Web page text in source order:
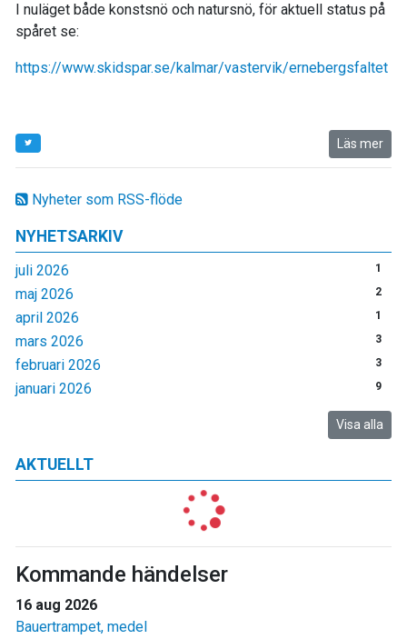
Nyheter som RSS-flöde
NYHETSARKIV
juli 2026 1
maj 2026 2
april 2026 1
mars 2026 3
februari 2026 3
januari 2026 9
Visa alla
AKTUELLT
Kommande händelser
16 aug 2026
Bauertrampet, medel
I nuläget både konstsnö och natursnö, för aktuell status på
spåret se:
https://www.skidspar.se/kalmar/vastervik/ernebergsfaltet
Läs mer